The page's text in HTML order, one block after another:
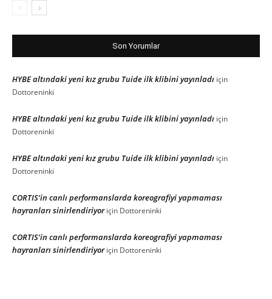
Son Yorumlar
HYBE altındaki yeni kız grubu Tuide ilk klibini yayınladı için
Dottoreninki
HYBE altındaki yeni kız grubu Tuide ilk klibini yayınladı için
Dottoreninki
HYBE altındaki yeni kız grubu Tuide ilk klibini yayınladı için
Dottoreninki
CORTIS’in canlı performanslarda koreografiyi yapmaması
hayranları sinirlendiriyoriçin Dottoreninki
CORTIS’in canlı performanslarda koreografiyi yapmaması
hayranları sinirlendiriyoriçin Dottoreninki